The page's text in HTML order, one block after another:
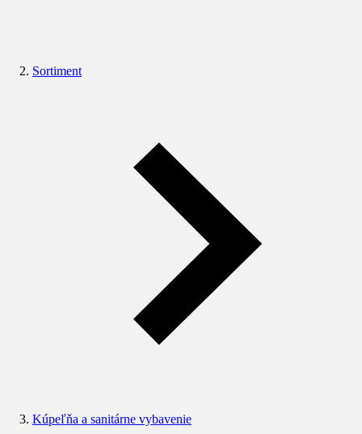
Sortiment
Kúpeľňa a sanitárne vybavenie